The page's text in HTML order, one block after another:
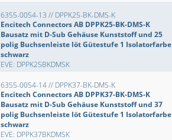
6355-0054-13 // DPPK25-BK-DMS-K
Encitech Connectors AB DPPK25-BK-DMS-K
Bausatz mit D-Sub Gehäuse Kunststoff und 25
polig Buchsenleiste löt Gütestufe 1 Isolatorfarbe
schwarz
EVE: DPPK25BKDMSK
6355-0054-14 // DPPK37-BK-DMS-K
Encitech Connectors AB DPPK37-BK-DMS-K
Bausatz mit D-Sub Gehäuse Kunststoff und 37
polig Buchsenleiste löt Gütestufe 1 Isolatorfarbe
schwarz
EVE: DPPK37BKDMSK